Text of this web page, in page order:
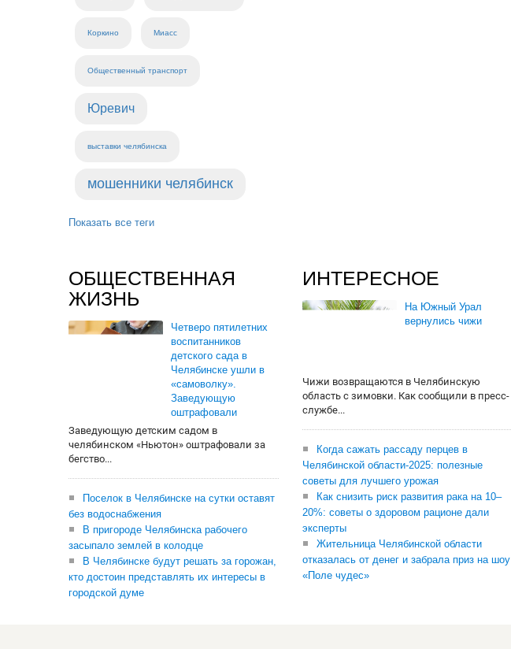
Коркино Миасс
Общественный транспорт
Юревич
выставки челябинска
мошенники челябинск
Показать все теги
ОБЩЕСТВЕННАЯ
ЖИЗНЬ
Четверо пятилетних
воспитанников
детского сада в
Челябинске ушли в
«самоволку».
Заведующую
оштрафовали
Заведующую детским садом в
челябинском «Ньютон» оштрафовали за
бегство...
Поселок в Челябинске на сутки оставят
без водоснабжения
В пригороде Челябинска рабочего
засыпало землей в колодце
В Челябинске будут решать за горожан,
кто достоин представлять их интересы в
городской думе
ИНТЕРЕСНОЕ
На Южный Урал
вернулись чижи
Чижи возвращаются в Челябинскую
область с зимовки. Как сообщили в пресс-
службе...
Когда сажать рассаду перцев в
Челябинской области-2025: полезные
советы для лучшего урожая
Как снизить риск развития рака на 10–
20%: советы о здоровом рационе дали
эксперты
Жительница Челябинской области
отказалась от денег и забрала приз на шоу
«Поле чудес»